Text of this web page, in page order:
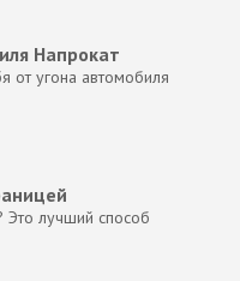
Напрокат
от угона автомобиля
Это лучший способ